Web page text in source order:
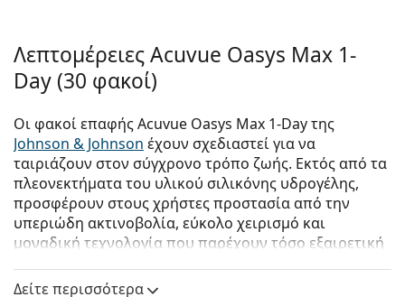
Λεπτομέρειες Acuvue Oasys Max 1-
Day (30 φακοί)
Οι φακοί επαφής Acuvue Oasys Max 1-Day της
Johnson & Johnson έχουν σχεδιαστεί για να
ταιριάζουν στον σύγχρονο τρόπο ζωής. Εκτός από τα
πλεονεκτήματα του υλικού σιλικόνης υδρογέλης,
προσφέρουν στους χρήστες προστασία από την
υπεριώδη ακτινοβολία, εύκολο χειρισμό και
μοναδική τεχνολογία που παρέχουν τόσο εξαιρετική
Οι Acuvue Oasys Max 1-Day συνδυάζουν δύο
Δείτε περισσότερα